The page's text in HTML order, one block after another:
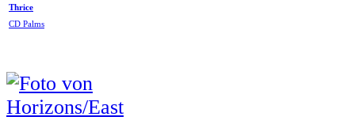
Thrice
CD Palms